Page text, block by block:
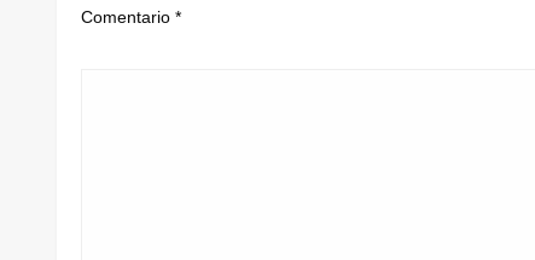
Comentario *